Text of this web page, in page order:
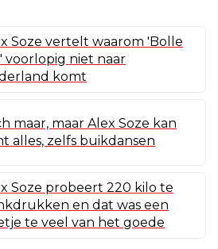
Soze vertelt waarom 'Bolle
voorlopig niet naar
komt
maar, maar Alex Soze kan
alles, zelfs buikdansen
Soze probeert 220 kilo te
en dat was een
te veel van het goede